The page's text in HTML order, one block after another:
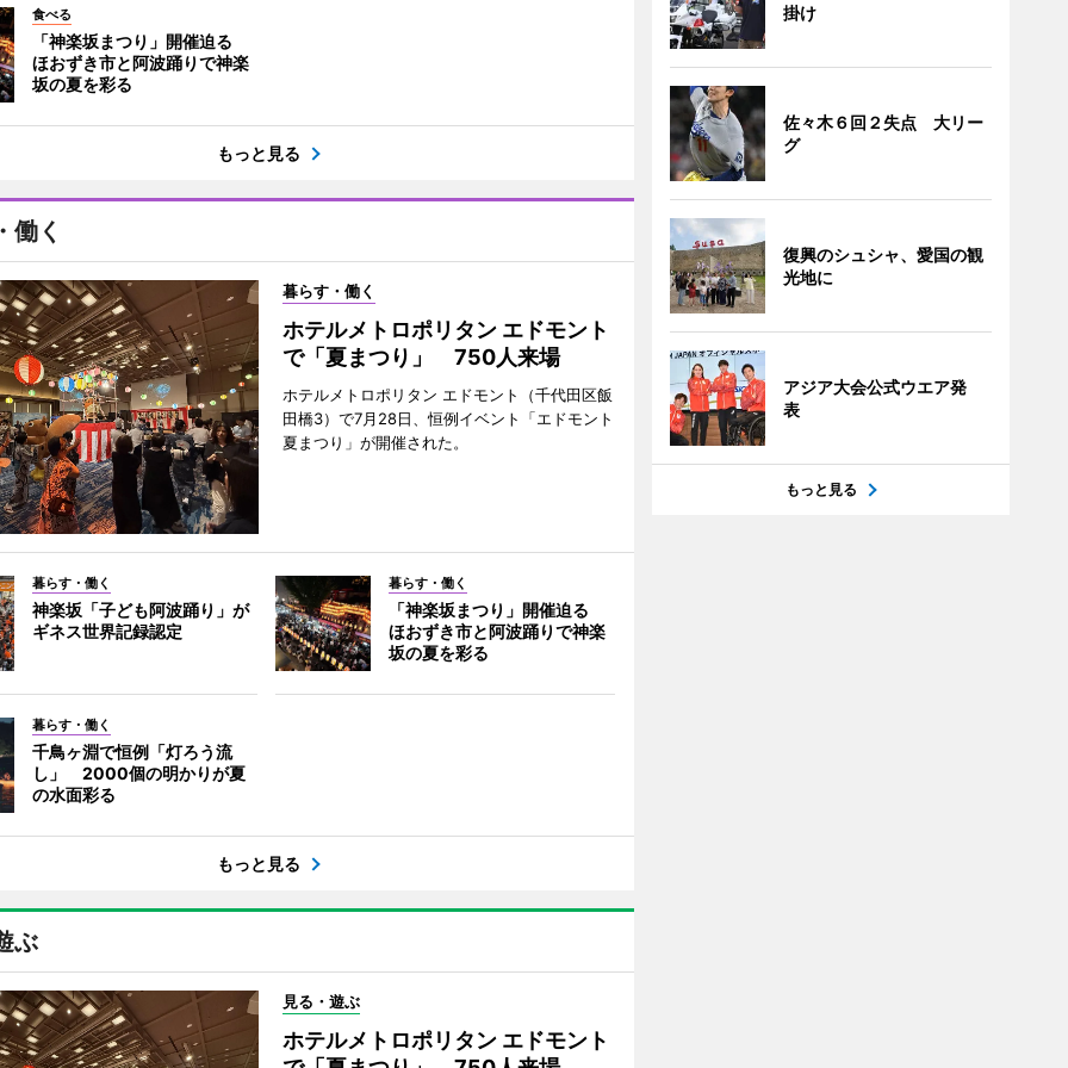
食べる
「神楽坂まつり」開催迫る
ほおずき市と阿波踊りで神楽
坂の夏を彩る
もっと見る
働く
暮らす・働く
ホテルメトロポリタン エドモント
で「夏まつり」 750人来場
ホテルメトロポリタン エドモント（千代田区飯
田橋3）で7月28日、恒例イベント「エドモント
夏まつり」が開催された。
暮らす・働く
神楽坂「子ども阿波踊り」が
ギネス世界記録認定
暮らす・働く
「神楽坂まつり」開催迫る
ほおずき市と阿波踊りで神楽
坂の夏を彩る
暮らす・働く
千鳥ヶ淵で恒例「灯ろう流
し」 2000個の明かりが夏
の水面彩る
もっと見る
ぶ
見る・遊ぶ
ホテルメトロポリタン エドモント
掛け
佐々木６回２失点 大リー
グ
復興のシュシャ、愛国の観
光地に
アジア大会公式ウエア発
表
もっと見る